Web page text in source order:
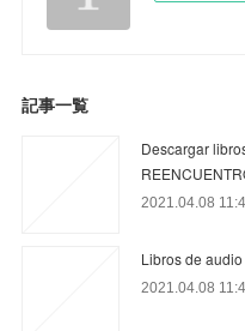
記事一覧
Descargar
2021.04.08
Libros de
2021.04.08